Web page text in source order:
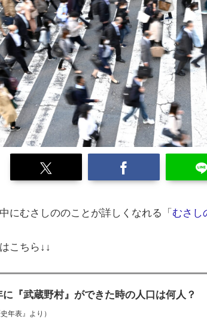
にむさしののことが詳しくなれる「 むさし
こちら↓↓
『武蔵野村』ができた時の人口は何人？
年表』より）